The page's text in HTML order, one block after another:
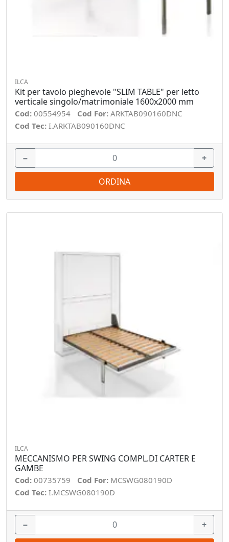
ILCA
Kit per tavolo pieghevole "SLIM TABLE" per letto
verticale singolo/matrimoniale 1600x2000 mm
Cod: 00554954 Cod For: ARKTAB090160DNC
Cod Tec: I.ARKTAB090160DNC
− +
ORDINA
ILCA
MECCANISMO PER SWING COMPL.DI CARTER E
GAMBE
Cod: 00735759 Cod For: MCSWG080190D
Cod Tec: I.MCSWG080190D
− +